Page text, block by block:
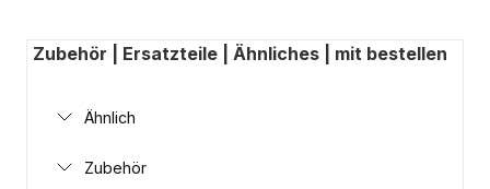
Zubehör | Ersatzteile | Ähnliches | mit bestellen
Ähnlich
Zubehör